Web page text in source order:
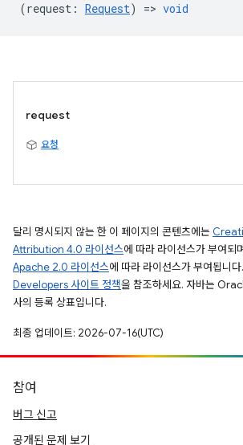
(request : Request) => void
request
요청
달리 명시되지 않는 한 이 페이지의 콘텐츠에는
Attribution 4.0 라이선스에 따라 라이선스가 부여되
Apache 2.0 라이선스에 따라 라이선스가 부여됩니
Developers 사이트 정책을 참조하세요. 자바는
사의 등록 상표입니다.
최종 업데이트: 2026-07-16(UTC)
참여
버그 신고
공개된 문제 보기